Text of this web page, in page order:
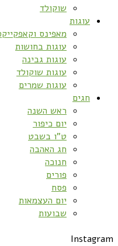
שוקולד
עוגות
מאפינס
עוגות בחושות
עוגות גבינה
עוגות שוקולד
עוגות שמרים
חגים
ראש השנה
יום כיפור
ט”ו בשבט
חג האהבה
חנוכה
פורים
פסח
יום העצמאות
שבועות
Instagram